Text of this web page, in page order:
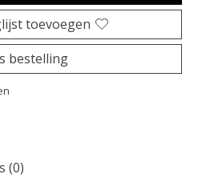
toevoegen
bestelling
(0)